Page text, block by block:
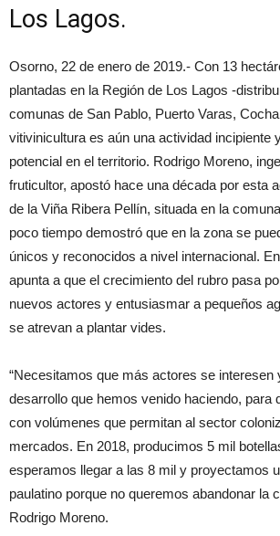
Los Lagos.
Osorno, 22 de enero de 2019.- Con 13
plantadas en la Región de Los Lagos -
comunas de San Pablo, Puerto Varas,
vitivinicultura es aún una actividad incipiente
potencial en el territorio. Rodrigo Moreno,
fruticultor, apostó hace una década por esta
de la Viña Ribera Pellín, situada en la
poco tiempo demostró que en la zona se
únicos y reconocidos a nivel internacional.
apunta a que el crecimiento del rubro pasa
nuevos actores y entusiasmar a pequeños
se atrevan a plantar vides.
“Necesitamos que más actores se interesen
desarrollo que hemos venido haciendo, para
con volúmenes que permitan al sector
mercados. En 2018, producimos 5 mil
esperamos llegar a las 8 mil y proyectamos
paulatino porque no queremos abandonar la
Rodrigo Moreno.